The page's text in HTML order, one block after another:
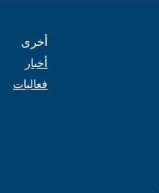
أخرى
أخبار
فعاليات